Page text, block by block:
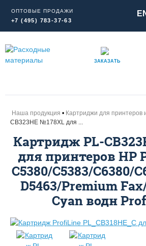
ОПТОВЫЕ ПРОДАЖИ
+7 (495) 783-37-63
ЗАКАЗАТЬ
Наша продукция Картриджи для принтеров
CB323HE №178XL для ...
Картридж PL-
для принтеров HP
C5380/C5383/C6380/
D5463/Premium
Cyan водн